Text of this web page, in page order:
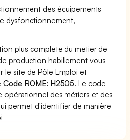
des équipements
dysfonctionnement,
plus complète du métier de
production habillement vous
le site de Pôle Emploi et
Code ROME: H2505. Le code
opérationnel des métiers et des
permet d'identifier de manière